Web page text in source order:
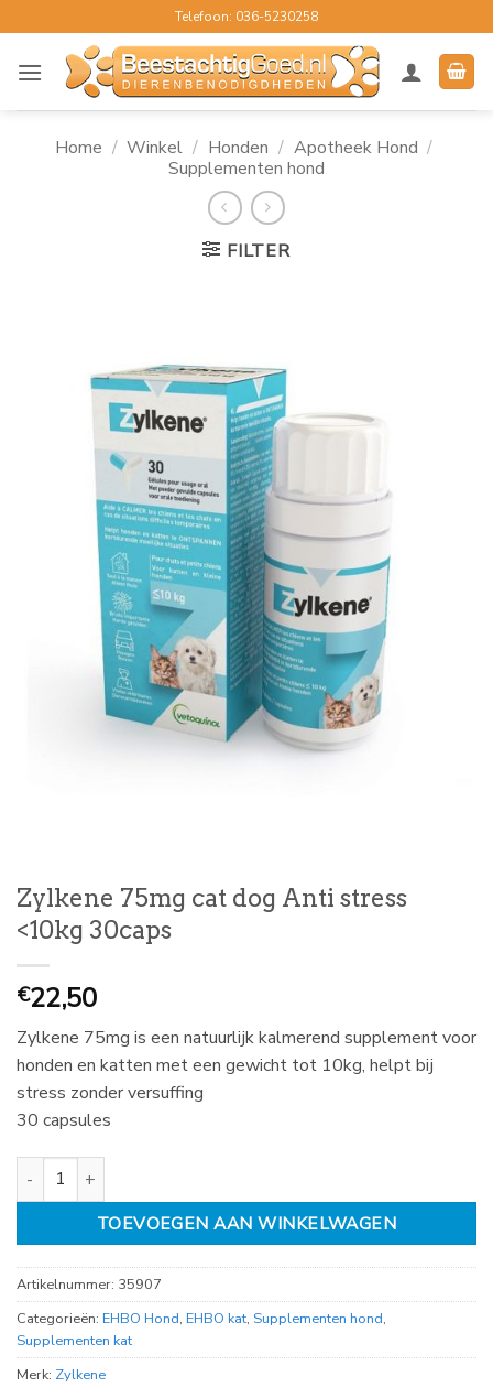
naar
inhoud
Telefoon: 036-5230258
Home / Winkel / Honden / Apotheek Hond /
Supplementen hond
FILTER
Zylkene 75mg cat dog Anti stress
<10kg 30caps
€22,50
Zylkene 75mg is een natuurlijk kalmerend supplement voor
honden en katten met een gewicht tot 10kg, helpt bij
stress zonder versuffing
30 capsules
Zylkene 75mg cat dog Anti stress aantal
TOEVOEGEN AAN WINKELWAGEN
Artikelnummer: 35907
Categorieën: EHBO Hond, EHBO kat, Supplementen hond,
Supplementen kat
Merk: Zylkene